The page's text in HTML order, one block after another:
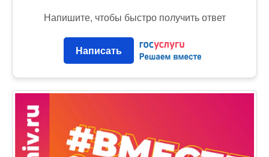
Напишите, чтобы быстро получить ответ
Написать